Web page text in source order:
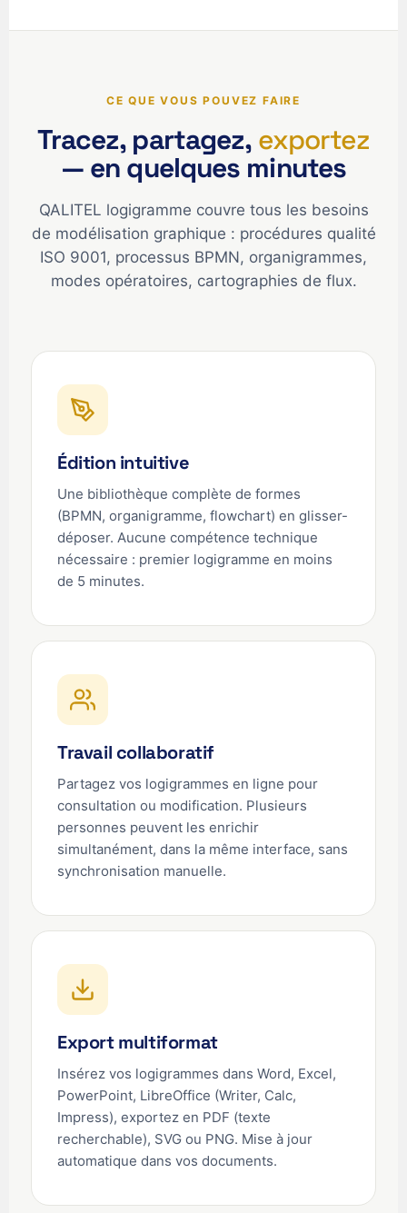
CE QUE VOUS POUVEZ FAIRE
Tracez, partagez, exportez
— en quelques minutes
QALITEL logigramme couvre tous les besoins
de modélisation graphique : procédures qualité
ISO 9001, processus BPMN, organigrammes,
modes opératoires, cartographies de flux.
Édition intuitive
Une bibliothèque complète de formes
(BPMN, organigramme, flowchart) en glisser-
déposer. Aucune compétence technique
nécessaire : premier logigramme en moins
de 5 minutes.
Travail collaboratif
Partagez vos logigrammes en ligne pour
consultation ou modification. Plusieurs
personnes peuvent les enrichir
simultanément, dans la même interface, sans
synchronisation manuelle.
Export multiformat
Insérez vos logigrammes dans Word, Excel,
PowerPoint, LibreOffice (Writer, Calc,
Impress), exportez en PDF (texte
recherchable), SVG ou PNG. Mise à jour
automatique dans vos documents.